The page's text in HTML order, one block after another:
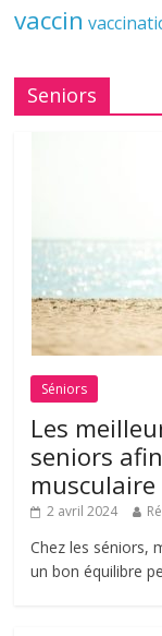
vaccin
Seniors
Séniors
Les
seniors
musculaire
2 avril 2024
Chez les séniors,
un bon équilibre